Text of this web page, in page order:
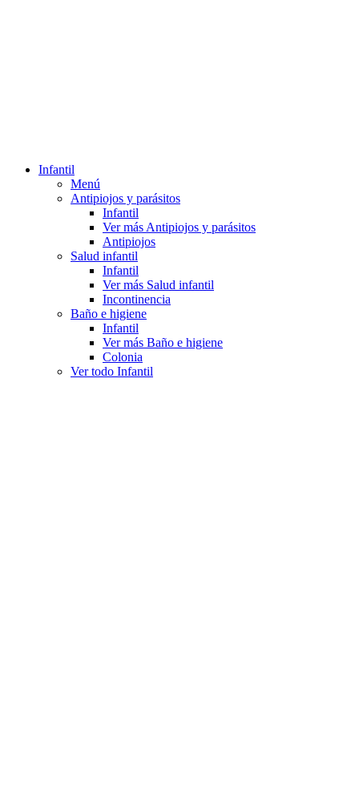
Infantil
Menú
Antipiojos y parásitos
Infantil
Ver más Antipiojos y parásitos
Antipiojos
Salud infantil
Infantil
Ver más Salud infantil
Incontinencia
Baño e higiene
Infantil
Ver más Baño e higiene
Colonia
Ver todo Infantil